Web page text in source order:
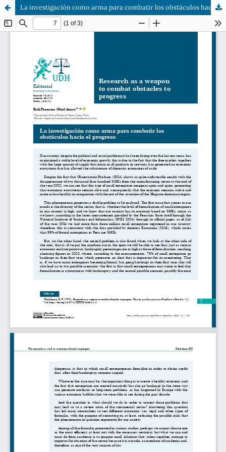
La investigación como arma para combatir los obstáculos hacia el progreso